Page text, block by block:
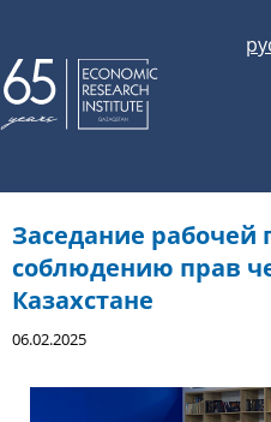
Заседание рабочей
соблюдению прав
Казахстане
06.02.2025